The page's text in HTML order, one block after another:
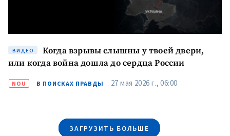
ВИДЕО
Когда взрывы слышны у твоей двери,
или когда война дошла до сердца России
NOU В ПОИСКАХ ПРАВДЫ 27 мая 2026 г., 06:00
ЗАГРУЗИТЬ БОЛЬШЕ
МОЯ НОВОСТЬ
Заголовок новости
+ Добавить
заголовок
Фотография
+ Загрузить
медиа